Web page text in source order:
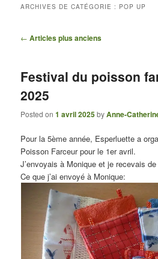
ARCHIVES DE CATÉGORIE : POP UP
Navigation des articles
← Articles plus anciens
Festival du poisson
2025
Posted on1 avril 2025byAnne-
Pour la 5ème année, Esperluette a
Poisson Farceur pour le 1er avril.
J’envoyais à Monique et je recevais
Ce que j’ai envoyé à Monique: